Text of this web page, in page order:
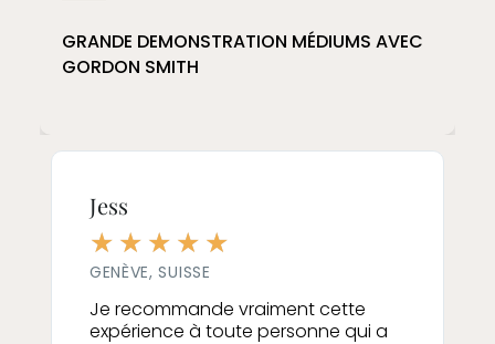
GRANDE DEMONSTRATION MÉDIUMS AVEC
GORDON SMITH
Elena
☆ ☆ ☆ ☆ ☆
GENÈVE, SUISSE
Ma rencontre avec Almina il y a
quelques années fut un tournant